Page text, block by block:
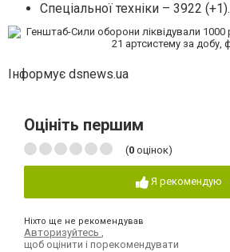
Спеціальної техніки – 3922 (+1).
Інформує dsnews.ua
Оцініть першим
(0 оцінок)
Я рекомендую
Ніхто ще не рекомендував
Авторизуйтесь ,
щоб оцінити і порекомендувати